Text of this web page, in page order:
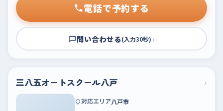
電話で予約する
問い合わせる(入力30秒) ›
三八五オートスクール八戸 ›
対応エリア八戸市